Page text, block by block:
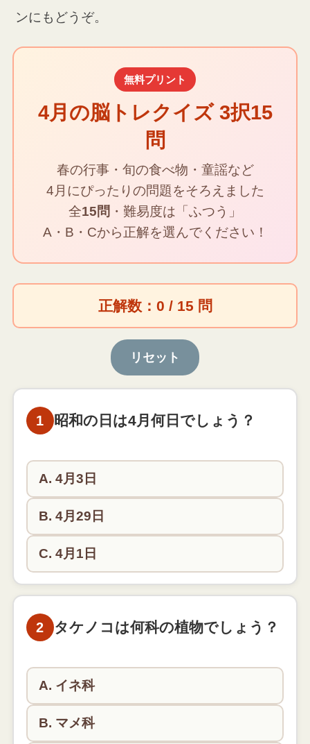
ンにもどうぞ。
無料プリント
4月の脳トレクイズ 3択15
問
春の行事・旬の食べ物・童謡など
4月にぴったりの問題をそろえました
全15問 ・難易度は「ふつう」
A・B・Cから正解を選んでください！
正解数：0 / 15 問
リセット
1 昭和の日は4月何日でしょう？
A. 4月3日
B. 4月29日
C. 4月1日
昭和の日は4月29日です。もともとは昭和天皇の誕
生日でした。
2 タケノコは何科の植物でしょう？
A. イネ科
B. マメ科